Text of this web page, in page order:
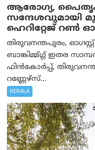
ആരോഗ്യ,
സന്ദേശവുമായി
ഹെറിറ്റേജ് റൺ
തിരുവനന്തപുരം, ഓഗസ്റ്റ്
ബാങ്കിമ്മ്ഗ്ഗ് ഇതര
ഫിൻകോർപ്പ്,
റണ്ണേഴ്‌സ്...
KERALA